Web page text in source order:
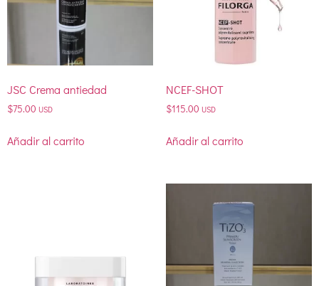
JSC Crema antiedad
$75.00 USD
Añadir al carrito
NCEF-SHOT
$115.00 USD
Añadir al carrito